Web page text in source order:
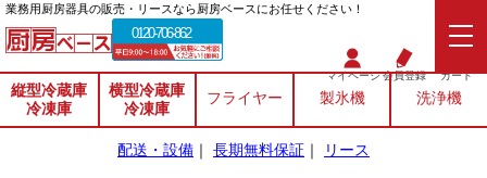
業務⽤厨房器具の販売・リースなら厨房ベースにお任せください！
0120-706-862
マイページ会員登録 カート
縦型冷蔵庫
冷凍庫
横型冷蔵庫
冷凍庫
フライヤー 製氷機 洗浄機
配送・設備 ｜ 長期無料保証 ｜ リース